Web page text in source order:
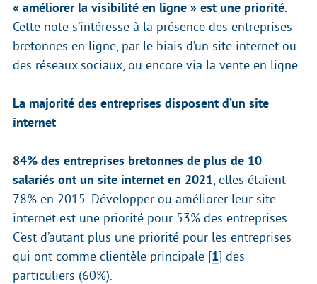
« améliorer la visibilité en ligne » est une priorité.
Cette note s’intéresse à la présence des entreprises
bretonnes en ligne, par le biais d’un site internet ou
des réseaux sociaux, ou encore via la vente en ligne.
La majorité des entreprises disposent d’un site
internet
84% des entreprises bretonnes de plus de 10
salariés ont un site internet en 2021, elles étaient
78% en 2015. Développer ou améliorer leur site
internet est une priorité pour 53% des entreprises.
C’est d’autant plus une priorité pour les entreprises
qui ont comme clientèle principale [1] des
particuliers (60%).